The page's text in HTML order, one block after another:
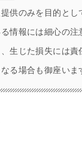
供のみを目的とし
情報には細心の
生じた損失には
る場合も御座いま